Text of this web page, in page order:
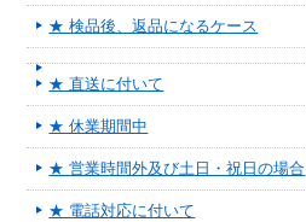
★ 検品後、返品になるケース
★ 直送に付いて
★ 休業期間中
★ 営業時間外及び土日・祝日の場合
★ 電話対応に付いて